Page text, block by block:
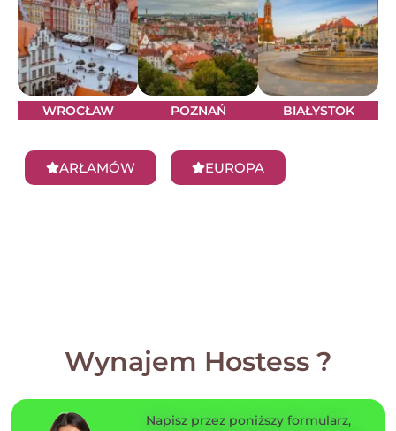
WROCŁAW POZNAŃ BIAŁYSTOK
ARŁAMÓW EUROPA
Wynajem Hostess ?
Napisz przez poniższy formularz,